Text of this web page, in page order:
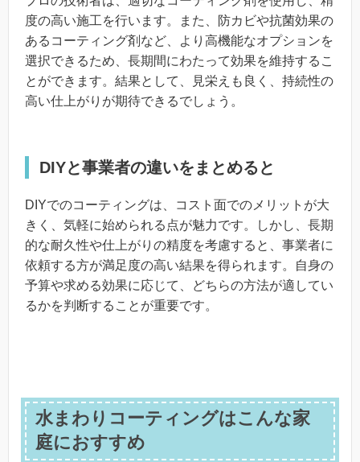
度の高い施工を行います。また、防カビや抗菌効果の
あるコーティング剤など、より高機能なオプションを
選択できるため、長期間にわたって効果を維持するこ
とができます。結果として、見栄えも良く、持続性の
高い仕上がりが期待できるでしょう。
DIYと事業者の違いをまとめると
DIYでのコーティングは、コスト面でのメリットが大
きく、気軽に始められる点が魅力です。しかし、長期
的な耐久性や仕上がりの精度を考慮すると、事業者に
依頼する方が満足度の高い結果を得られます。自身の
予算や求める効果に応じて、どちらの方法が適してい
るかを判断することが重要です。
水まわりコーティングはこんな家
庭におすすめ